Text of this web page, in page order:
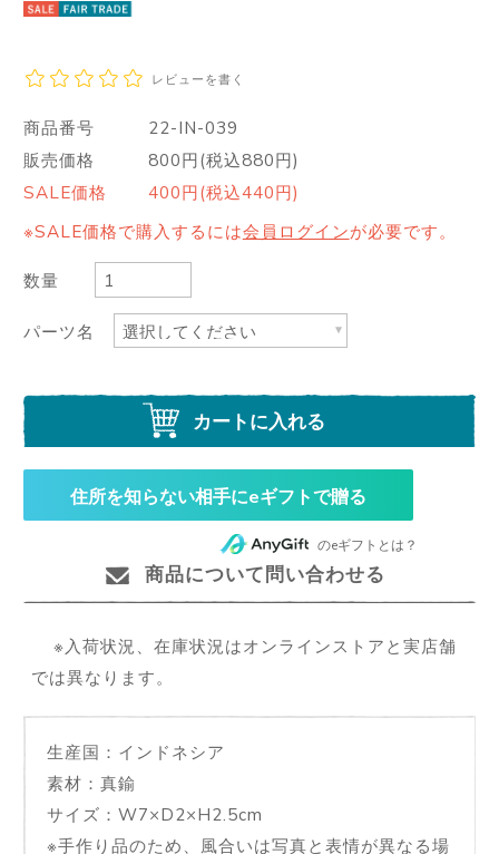
レビューを書く
商品番号
22-IN-039
販売価格
800円(税込880円)
SALE価格
400円(税込440円)
※SALE価格で購入するには会員ログインが必要です。
数量
パーツ名
カートに入れる
住所を知らない相手にeギフトで贈る
のeギフトとは？
商品について問い合わせる
※入荷状況、在庫状況はオンラインストアと実店舗
では異なります。
生産国：インドネシア
素材：真鍮
サイズ：W7×D2×H2.5cm
※手作り品のため、風合いは写真と表情が異なる場